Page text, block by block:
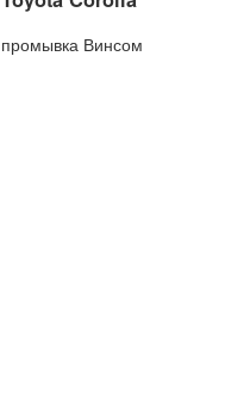
промывка Винсом